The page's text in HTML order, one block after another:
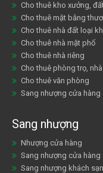
Cho thuê kho xưởng,
Cho thuê mặt bằng
Cho thuê nhà đất loại
Cho thuê nhà mặt phố
Cho thuê nhà riêng
Cho thuê phòng trọ,
Cho thuê văn phòng
Sang nhượng cửa hàng
Sang nhượng
Nhượng cửa hàng
Sang nhượng cửa
Sang nhượng khách sạn